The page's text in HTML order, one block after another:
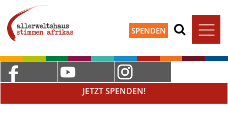
SPENDEN
JETZT SPENDEN!